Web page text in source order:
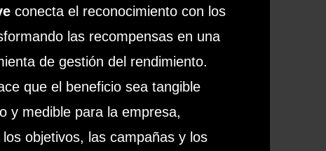
conecta el reconocimiento con los
las recompensas en una
de gestión del rendimiento.
que el beneficio sea tangible
y medible para la empresa,
objetivos, las campañas y los